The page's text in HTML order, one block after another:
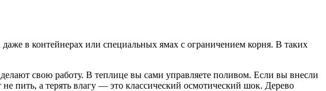
в контейнерах или специальных ямах с ограничением корня. В таких
свою работу. В теплице вы сами управляете поливом. Если вы внесли
пить, а терять влагу — это классический осмотический шок. Дерево